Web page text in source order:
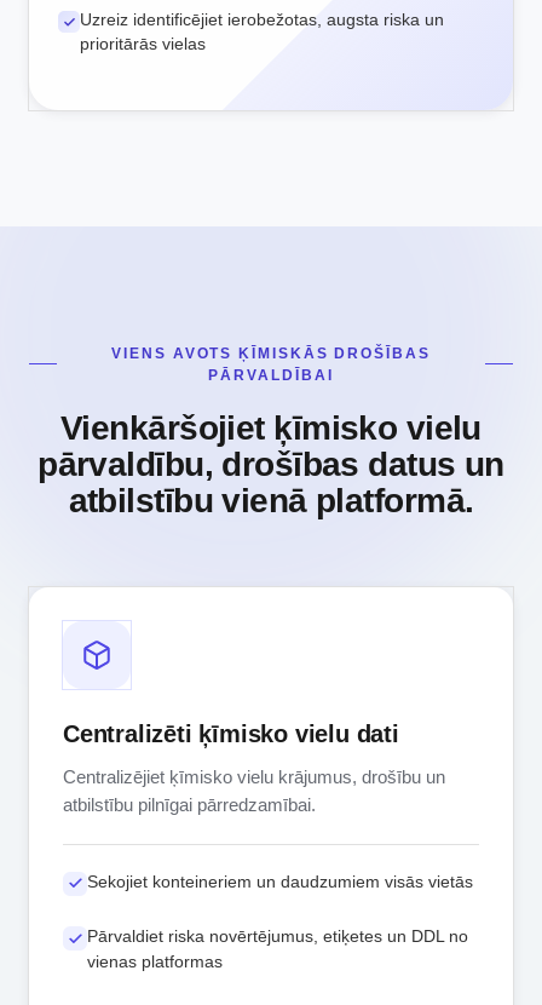
Uzreiz identificējiet ierobežotas, augsta riska un
prioritārās vielas
VIENS AVOTS ĶĪMISKĀS DROŠĪBAS
PĀRVALDĪBAI
Vienkāršojiet ķīmisko vielu
pārvaldību, drošības datus un
atbilstību vienā platformā.
Centralizēti ķīmisko vielu dati
Centralizējiet ķīmisko vielu krājumus, drošību un
atbilstību pilnīgai pārredzamībai.
Sekojiet konteineriem un daudzumiem visās vietās
Pārvaldiet riska novērtējumus, etiķetes un DDL no
vienas platformas